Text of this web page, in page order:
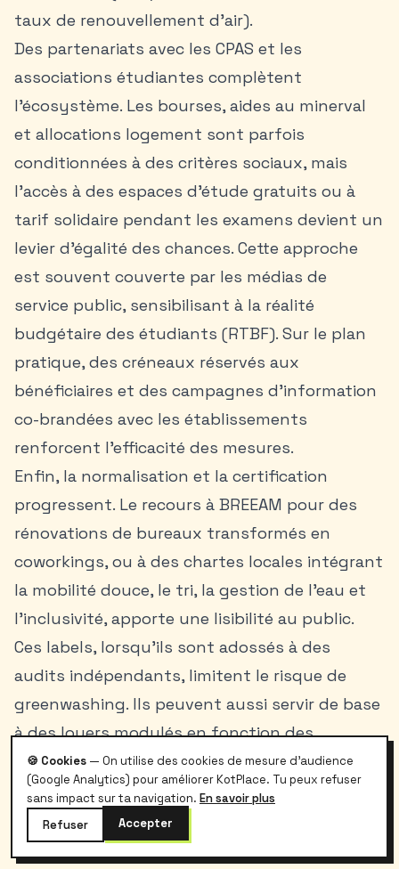
taux de renouvellement d’air).
Des partenariats avec les CPAS et les
associations étudiantes complètent
l’écosystème. Les bourses, aides au minerval
et allocations logement sont parfois
conditionnées à des critères sociaux, mais
l’accès à des espaces d’étude gratuits ou à
tarif solidaire pendant les examens devient un
levier d’égalité des chances. Cette approche
est souvent couverte par les médias de
service public, sensibilisant à la réalité
budgétaire des étudiants (RTBF). Sur le plan
pratique, des créneaux réservés aux
bénéficiaires et des campagnes d’information
co-brandées avec les établissements
renforcent l’efficacité des mesures.
Enfin, la normalisation et la certification
progressent. Le recours à BREEAM pour des
rénovations de bureaux transformés en
coworkings, ou à des chartes locales intégrant
la mobilité douce, le tri, la gestion de l’eau et
l’inclusivité, apporte une lisibilité au public.
Ces labels, lorsqu’ils sont adossés à des
audits indépendants, limitent le risque de
greenwashing. Ils peuvent aussi servir de base
à des loyers modulés en fonction des
performances énergétiques réelles, une piste
explorée par plusieurs opérateurs soucieux
d’aligner incitations économiques et objectifs
climatiques.
🍪 Cookies — On utilise des cookies de mesure d'audience
(Google Analytics) pour améliorer KotPlace. Tu peux refuser
sans impact sur ta navigation. En savoir plus
Refuser
Accepter